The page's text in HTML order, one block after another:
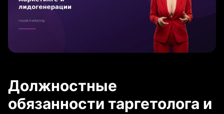
Должностные
обязанности таргетолога и